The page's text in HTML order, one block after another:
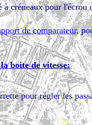
à créneaux pour
de comparateur,
boite de vitesse:
pour régler les